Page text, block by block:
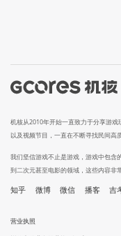
机核从2010年开始一直致力于分享游
以及视频节目，一直在不断寻找民间高
我们坚信游戏不止是游戏，游戏中包含
到二次元甚至电影的领域，这些内容非
知乎 微博 微信 播客 吉
营业执照